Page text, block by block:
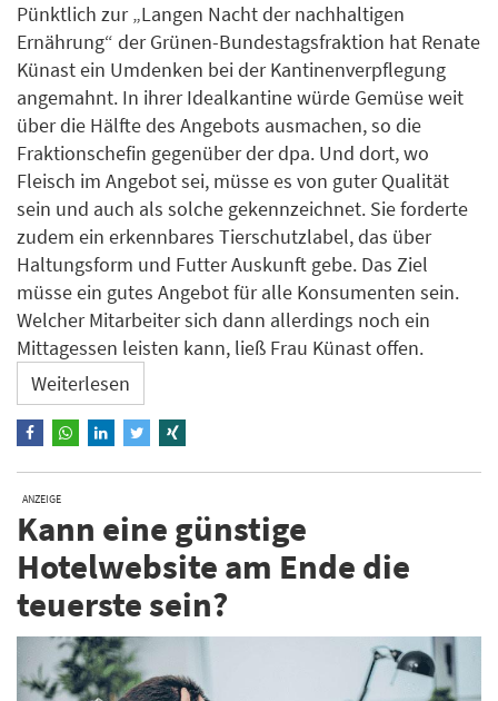
Pünktlich zur „Langen Nacht der nachhaltigen
Ernährung“ der Grünen-Bundestagsfraktion hat Renate
Künast ein Umdenken bei der Kantinenverpflegung
angemahnt. In ihrer Idealkantine würde Gemüse weit
über die Hälfte des Angebots ausmachen, so die
Fraktionschefin gegenüber der dpa. Und dort, wo
Fleisch im Angebot sei, müsse es von guter Qualität
sein und auch als solche gekennzeichnet. Sie forderte
zudem ein erkennbares Tierschutzlabel, das über
Haltungsform und Futter Auskunft gebe. Das Ziel
müsse ein gutes Angebot für alle Konsumenten sein.
Welcher Mitarbeiter sich dann allerdings noch ein
Mittagessen leisten kann, ließ Frau Künast offen.
Weiterlesen
ANZEIGE
Kann eine günstige
Hotelwebsite am Ende die
teuerste sein?